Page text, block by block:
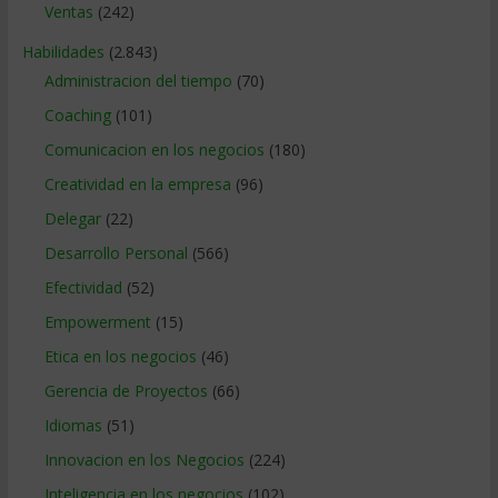
Ventas (242)
Habilidades (2.843)
Administracion del tiempo (70)
Coaching(101)
Comunicacion en los negocios (180)
Creatividad en la empresa (96)
Delegar(22)
Desarrollo Personal (566)
Efectividad (52)
Empowerment (15)
Etica en los negocios (46)
Gerencia de Proyectos (66)
Idiomas (51)
Innovacion en los Negocios (224)